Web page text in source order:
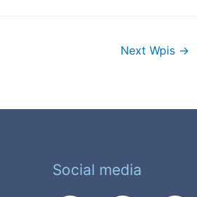
Next Wpis →
Social media